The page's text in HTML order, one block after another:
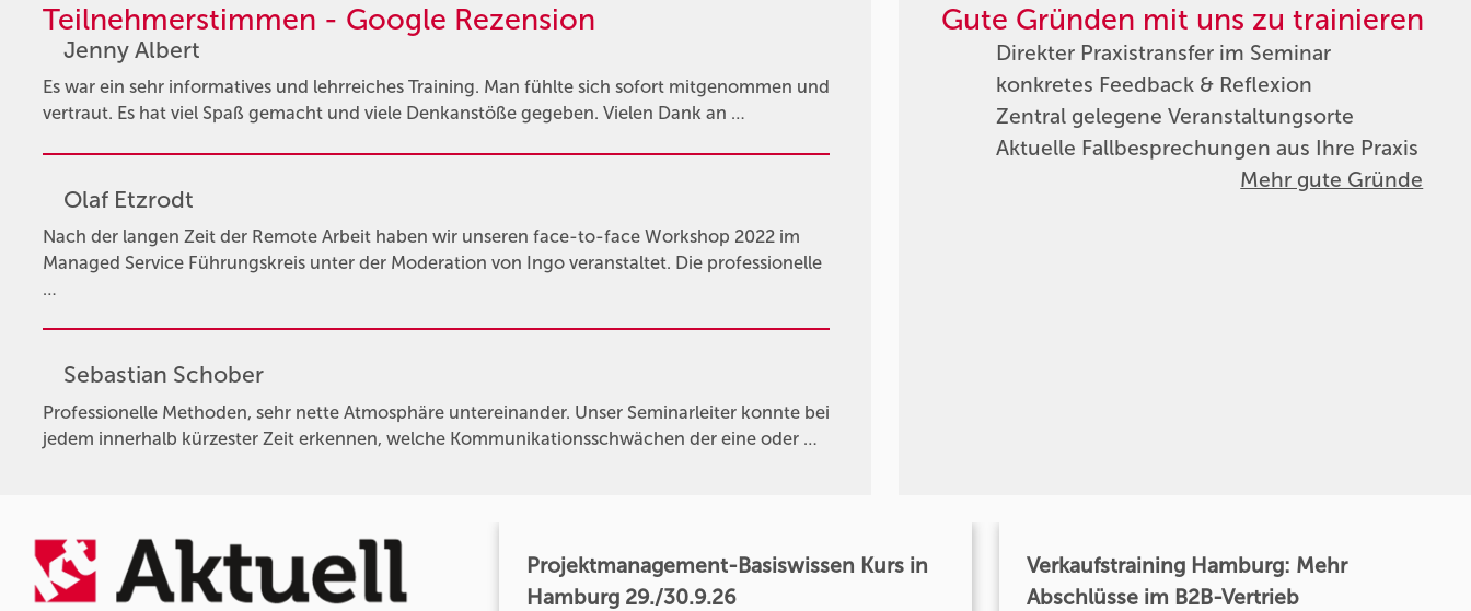
Teilnehmerstimmen - Google Rezension
Jenny Albert
Es war ein sehr informatives und lehrreiches Training. Man fühlte sich sofort mitgenommen und
vertraut. Es hat viel Spaß gemacht und viele Denkanstöße gegeben. Vielen Dank an …
Olaf Etzrodt
Nach der langen Zeit der Remote Arbeit haben wir unseren face-to-face Workshop 2022 im
Managed Service Führungskreis unter der Moderation von Ingo veranstaltet. Die professionelle
…
Sebastian Schober
Professionelle Methoden, sehr nette Atmosphäre untereinander. Unser Seminarleiter konnte bei
jedem innerhalb kürzester Zeit erkennen, welche Kommunikationsschwächen der eine oder …
Gute Gründen mit uns zu trainieren
Direkter Praxistransfer im Seminar
konkretes Feedback & Reflexion
Zentral gelegene Veranstaltungsorte
Aktuelle Fallbesprechungen aus Ihre Praxis
Mehr gute Gründe
Projektmanagement-Basiswissen Kurs in
Hamburg 29./30.9.26
Verkaufstraining Hamburg: Mehr
Abschlüsse im B2B-Vertrieb